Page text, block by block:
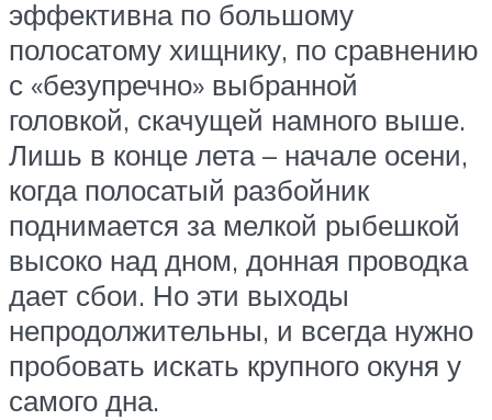
эффективна по большому
полосатому хищнику, по сравнению
с «безупречно» выбранной
головкой, скачущей намного выше.
Лишь в конце лета – начале осени,
когда полосатый разбойник
поднимается за мелкой рыбешкой
высоко над дном, донная проводка
дает сбои. Но эти выходы
непродолжительны, и всегда нужно
пробовать искать крупного окуня у
самого дна.